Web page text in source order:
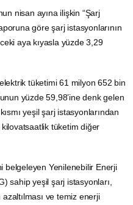
nisan ayına ilişkin “Şarj
göre şarj istasyonlarının
aya kıyasla yüzde 3,29
elektrik tüketimi 61 milyon 652 bin
yüzde 59,98’ine denk gelen
yeşil şarj istasyonlarından
tüketim diğer
belgeleyen Yenilenebilir Enerji
sahip yeşil şarj istasyonları,
ve temiz enerji